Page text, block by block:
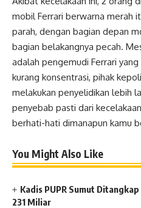
mobil Ferrari berwarna merah
parah, dengan bagian depan
bagian belakangnya pecah.
adalah pengemudi Ferrari
kurang konsentrasi, pihak
melakukan penyelidikan lebih
penyebab pasti dari
berhati-hati dimanapun kamu
You Might Also Like
Kadis PUPR Sumut
231 Miliar